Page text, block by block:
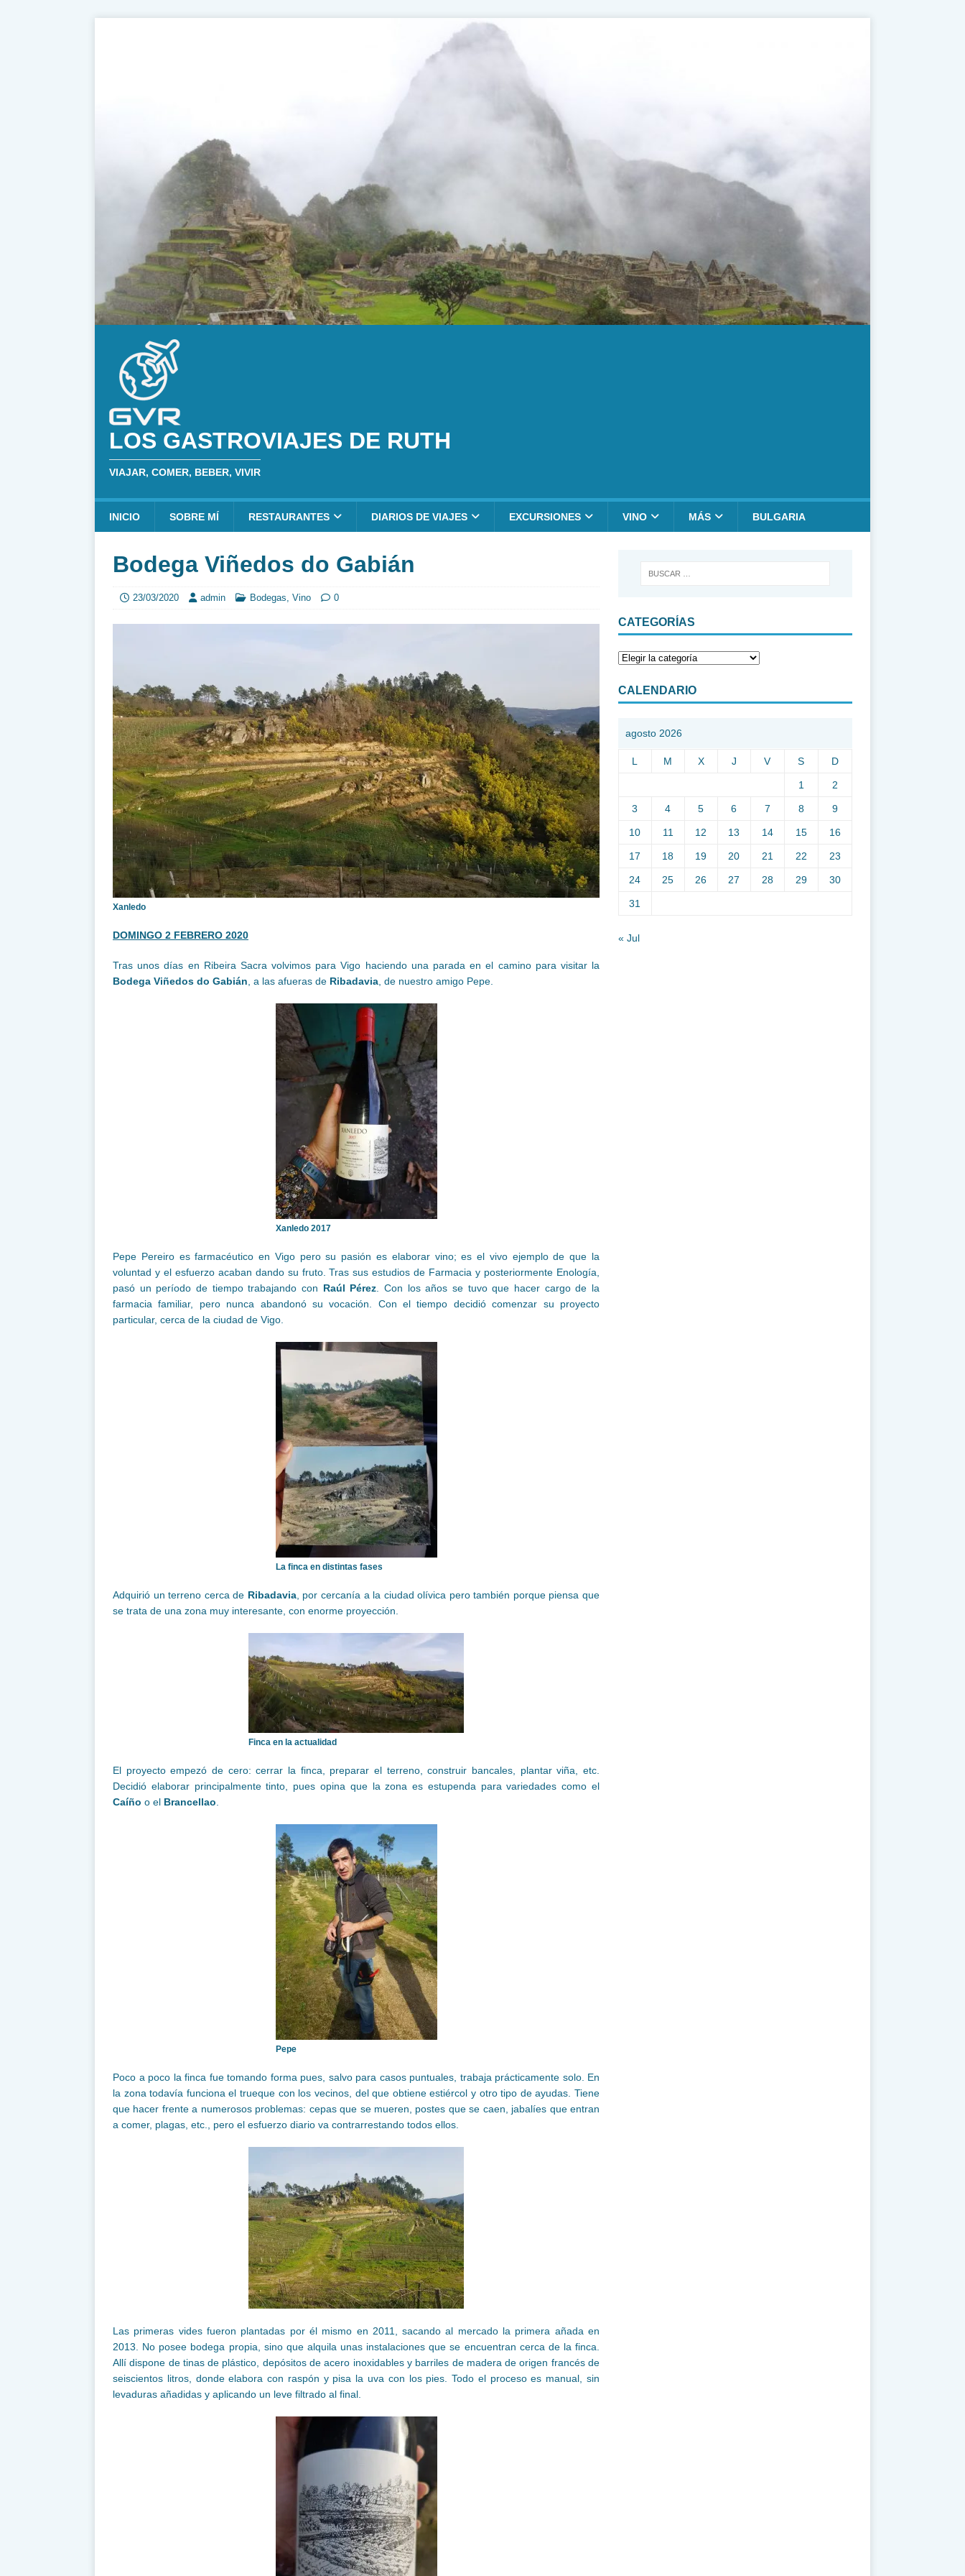
LOS GASTROVIAJES DE RUTH
VIAJAR, COMER, BEBER, VIVIR
INICIO SOBRE MÍ RESTAURANTES DIARIOS DE VIAJES EXCURSIONES VINO MÁS BULGARIA
Bodega Viñedos do Gabián
23/03/2020 admin Bodegas Vino 0
Xanledo
DOMINGO 2 FEBRERO 2020
Tras unos días en Ribeira Sacra volvimos para Vigo haciendo una parada en el camino para visitar la
Bodega Viñedos do Gabián , a las afueras de Ribadavia , de nuestro amigo Pepe.
Xanledo 2017
Pepe Pereiro es farmacéutico en Vigo pero su pasión es elaborar vino; es el vivo ejemplo de que la
voluntad y el esfuerzo acaban dando su fruto. Tras sus estudios de Farmacia y posteriormente Enología,
pasó un período de tiempo trabajando con Raúl Pérez . Con los años se tuvo que hacer cargo de la
farmacia familiar, pero nunca abandonó su vocación. Con el tiempo decidió comenzar su proyecto
particular, cerca de la ciudad de Vigo.
La finca en distintas fases
Adquirió un terreno cerca de Ribadavia, por cercanía a la ciudad olívica pero también porque piensa que
se trata de una zona muy interesante, con enorme proyección.
Finca en la actualidad
El proyecto empezó de cero: cerrar la finca, preparar el terreno, construir bancales, plantar viña, etc.
Decidió elaborar principalmente tinto, pues opina que la zona es estupenda para variedades como el
Caíño o el Brancellao
Pepe
Poco a poco la finca fue tomando forma pues, salvo para casos puntuales, trabaja prácticamente solo. En
la zona todavía funciona el trueque con los vecinos, del que obtiene estiércol y otro tipo de ayudas. Tiene
que hacer frente a numerosos problemas: cepas que se mueren, postes que se caen, jabalíes que entran
a comer, plagas, etc., pero el esfuerzo diario va contrarrestando todos ellos.
Las primeras vides fueron plantadas por él mismo en 2011, sacando al mercado la primera añada en
2013. No posee bodega propia, sino que alquila unas instalaciones que se encuentran cerca de la finca.
Allí dispone de tinas de plástico, depósitos de acero inoxidables y barriles de madera de origen francés de
seiscientos litros, donde elabora con raspón y pisa la uva con los pies. Todo el proceso es manual, sin
levaduras añadidas y aplicando un leve filtrado al final.
CATEGORÍAS
CALENDARIO
agosto 2026
L M X J V S D
1 2
3 4 5 6 7 8 9
10 11 12 13 14 15 16
17 18 19 20 21 22 23
24 25 26 27 28 29 30
31
« Jul